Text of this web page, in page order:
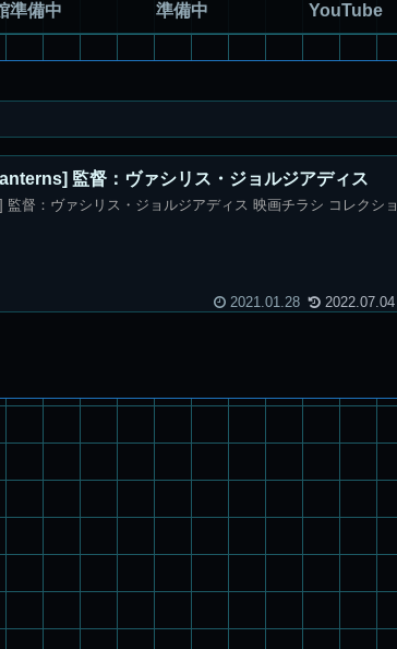
準備中 準備中 YouTube
監督：ヴァシリス・ジョルジアディス
督：ヴァシリス・ジョルジアディス 映画チラシ コレクショ
2021.01.28 2022.07.04